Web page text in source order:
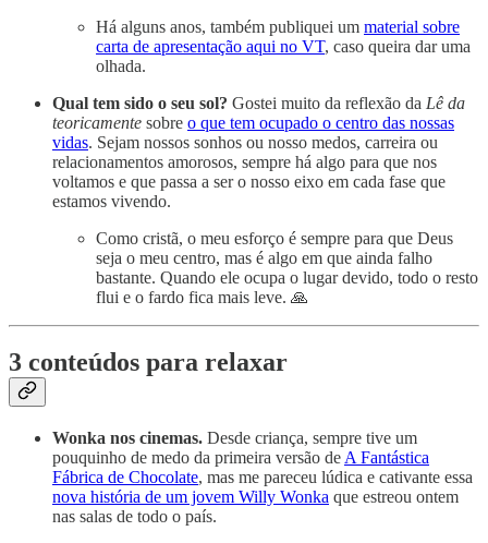
Há alguns anos, também publiquei um material sobre
carta de apresentação aqui no VT, caso queira dar uma
olhada.
Qual tem sido o seu sol? Gostei muito da reflexão da Lê da
teoricamente sobre o que tem ocupado o centro das nossas
vidas. Sejam nossos sonhos ou nosso medos, carreira ou
relacionamentos amorosos, sempre há algo para que nos
voltamos e que passa a ser o nosso eixo em cada fase que
estamos vivendo.
Como cristã, o meu esforço é sempre para que Deus
seja o meu centro, mas é algo em que ainda falho
bastante. Quando ele ocupa o lugar devido, todo o resto
flui e o fardo fica mais leve. 🙏
3 conteúdos para relaxar
Wonka nos cinemas. Desde criança, sempre tive um
pouquinho de medo da primeira versão de A Fantástica
Fábrica de Chocolate, mas me pareceu lúdica e cativante essa
nova história de um jovem Willy Wonka que estreou ontem
nas salas de todo o país.